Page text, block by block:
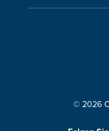
© 2026